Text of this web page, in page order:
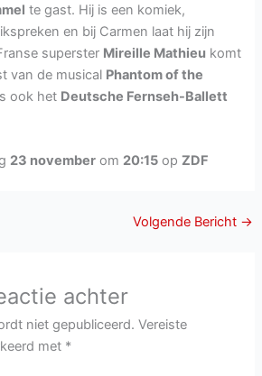
te gast. Hij is een komiek,
en bij Carmen laat hij zijn
superster Mireille Mathieu komt
van de musical Phantom of the
ook het Deutsche Fernseh-Ballett
23 november om 20:15 opZDF
Volgende Bericht →
achter
niet gepubliceerd. Vereiste
met *